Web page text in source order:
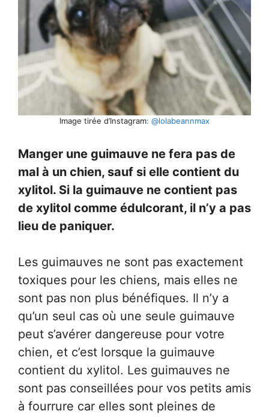
Image tirée d’Instagram: @lolabeannmax
Manger une guimauve ne fera pas de
mal à un chien, sauf si elle contient du
xylitol. Si la guimauve ne contient pas
de xylitol comme édulcorant, il n’y a pas
lieu de paniquer.
Les guimauves ne sont pas exactement
toxiques pour les chiens, mais elles ne
sont pas non plus bénéfiques. Il n’y a
qu’un seul cas où une seule guimauve
peut s’avérer dangereuse pour votre
chien, et c’est lorsque la guimauve
contient du xylitol. Les guimauves ne
sont pas conseillées pour vos petits amis
à fourrure car elles sont pleines de